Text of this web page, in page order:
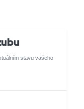
stavu vašeho